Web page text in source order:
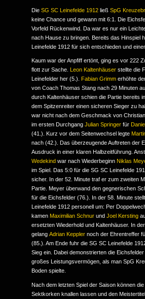
DieSG SC Leinefelde 1912 ließSpG
keine Chance und gewann mit 6:1. Die
Vorfeld Rückenwind. Da war es nur ein
nach Hause zu bringen. Bereits das Hinspiel
Leinefelde 1912 für sich entschieden und
Kaum war der Anpfiff ertönt, ging es vor 222
flott zur Sache. Leon Kaltenhäuser stellte die
Leinefelder her (5.). Fabian Grimm erhöhte
von Coach Thomas Stang nach 29 Minuten
durch Kaltenhäuser schien die Partie bereits
dem Spitzenreiter einen sicheren Sieger zu
war nicht nach dem Geschmack von
im ersten DurchgangJulian Springer für
(41.). Kurz vor dem Seitenwechsel legte
nach (42.). Das überzeugende Auftreten der
Ausdruck in einer klaren Halbzeitführung.
Wedekind war nach Wiederbeginn Niklas
im Spiel. Das 5:0 für die SG SC Leinefelde
sicher. In der 52. Minute traf er zum zweiten
Partie. Meyer überwand den gegnerischen
für die Eichsfelder (76.). In der 58. Minute
Leinefelde 1912 personell um: Per
kamen Maximilian Schnur undJoel Kersting
ersetzten Wiederhold und Kaltenhäuser. In
gelangAdrian Keppler noch der Ehrentreffer
(85.). Am Ende fuhr die SG SC Leinefelde
Sieg ein. Dabei demonstrierten die
großes Leistungsvermögen, als man SpG
Boden spielte.
Nach dem letzten Spiel der Saison können
Sektkorken knallen lassen und den